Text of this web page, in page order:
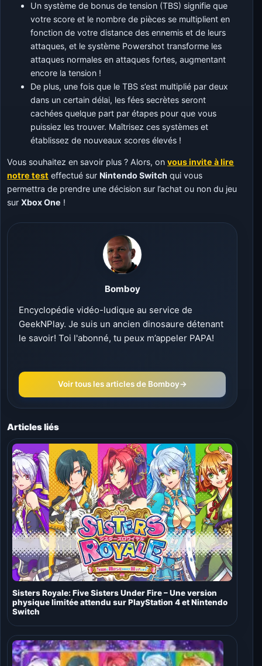
Un système de bonus de tension (TBS) signifie que
votre score et le nombre de pièces se multiplient en
fonction de votre distance des ennemis et de leurs
attaques, et le système Powershot transforme les
attaques normales en attaques fortes, augmentant
encore la tension !
De plus, une fois que le TBS s’est multiplié par deux
dans un certain délai, les fées secrètes seront
cachées quelque part par étapes pour que vous
puissiez les trouver. Maîtrisez ces systèmes et
établissez de nouveaux scores élevés !
Vous souhaitez en savoir plus ? Alors, onvous invite à lire
notre test effectué sur Nintendo Switch qui vous
permettra de prendre une décision sur l’achat ou non du jeu
surXbox One !
Bomboy
Encyclopédie vidéo-ludique au service de
GeekNPlay. Je suis un ancien dinosaure détenant
le savoir! Toi l'abonné, tu peux m’appeler PAPA!
Voir tous les articles de Bomboy→
Articles liés
Sisters Royale: Five Sisters Under Fire – Une version
physique limitée attendu sur PlayStation 4 et Nintendo
Switch